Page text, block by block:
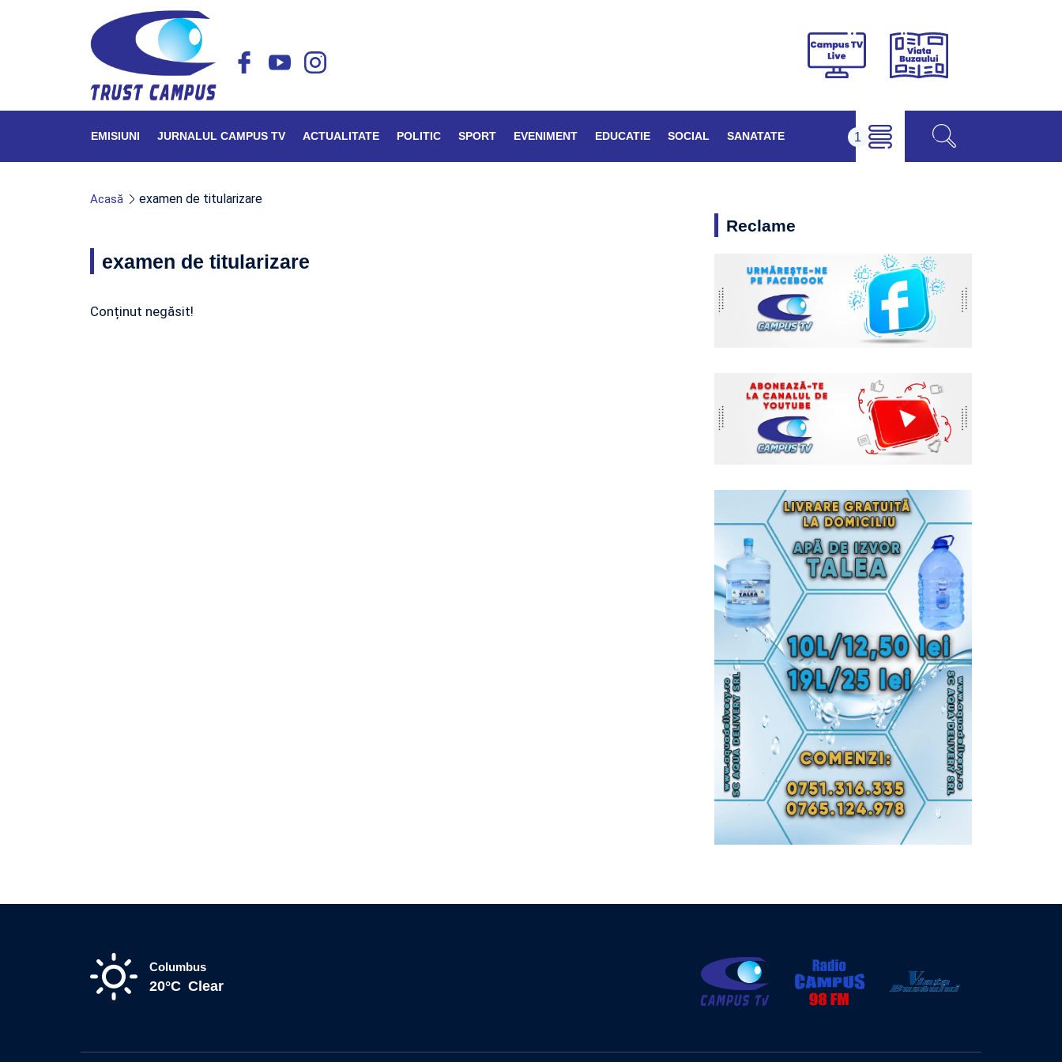
Campus
Viața
EMISIUNI JURNALUL CAMPUS TV ACTUALITATE POLITIC SPORT EVENIMENT EDUCATIE SOCIAL SANATATE
Acasă examen de titularizare
examen de titularizare
Conținut negăsit!
Reclame
Columbus
20°C Clear